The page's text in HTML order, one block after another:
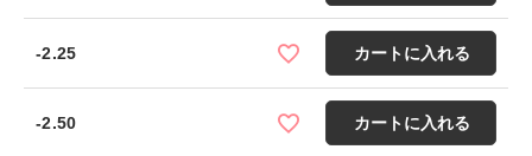
-2.25 カートに入れる
-2.50 カートに入れる